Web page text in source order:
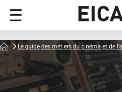
Menu
principal
AccueilLe guide des métiers du cinéma et de